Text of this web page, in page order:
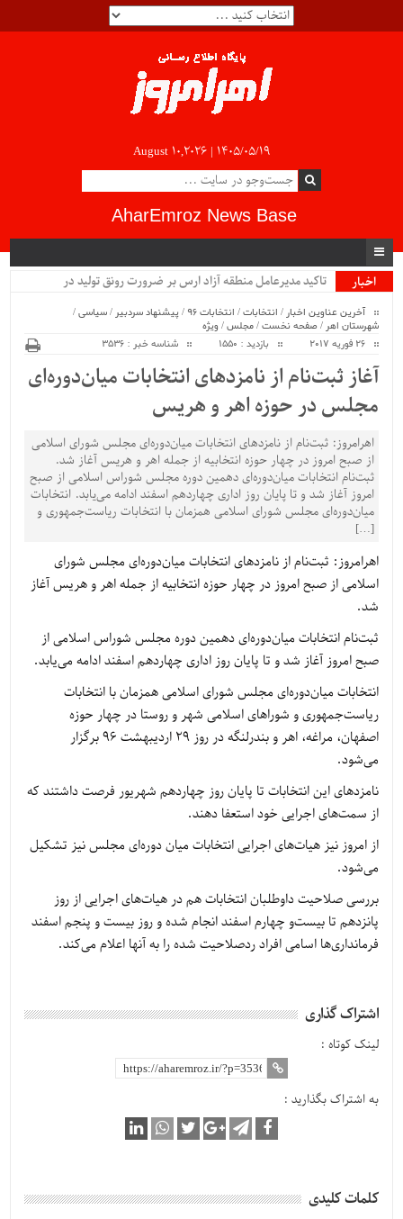
August 10,2026 | ۱۴۰۵/۰۵/۱۹
AharEmroz News Base
اخبار
تاکید مدیرعامل منطقه آزاد ارس بر ضرورت رونق تولید در
آخرین عناوین اخبار / انتخابات/ انتخابات 96 /پیشنهاد سردبیر /سیاسی/
شهرستان اهر /صفحه نخست/مجلس/ ویژه
26 فوریه 2017
بازدید : 1550 شناسه خبر : 3536
آغاز ثبت‌نام از نامزدهای انتخابات میان‌دوره‌ای
مجلس در حوزه اهر و هریس
اهرامروز: ثبت‌نام از نامزدهای انتخابات میان‌دوره‌ای مجلس شورای اسلامی
از صبح امروز در چهار حوزه انتخابیه از جمله اهر و هریس آغاز شد.
ثبت‌نام انتخابات میان‌دوره‌ای دهمین دوره مجلس شوراس اسلامی از صبح
امروز آغاز شد و تا پایان روز اداری چهاردهم اسفند ادامه می‌یابد. انتخابات
میان‌دوره‌ای مجلس شورای اسلامی همزمان با انتخابات ریاست‌جمهوری و
[…]
اهرامروز: ثبت‌نام از نامزدهای انتخابات میان‌دوره‌ای مجلس شورای
اسلامی از صبح امروز در چهار حوزه انتخابیه از جمله اهر و هریس آغاز
شد.
ثبت‌نام انتخابات میان‌دوره‌ای دهمین دوره مجلس شوراس اسلامی از
صبح امروز آغاز شد و تا پایان روز اداری چهاردهم اسفند ادامه می‌یابد.
انتخابات میان‌دوره‌ای مجلس شورای اسلامی همزمان با انتخابات
ریاست‌جمهوری و شوراهای اسلامی شهر و روستا در چهار حوزه
اصفهان، مراغه، اهر و بندرلنگه در روز 29 اردیبهشت 96 برگزار
می‌شود.
نامزدهای این انتخابات تا پایان روز چهاردهم شهریور فرصت داشتند که
از سمت‌های اجرایی خود استعفا دهند.
از امروز نیز هیات‌های اجرایی انتخابات میان دوره‌ای مجلس نیز تشکیل
می‌شود.
بررسی صلاحیت داوطلبان انتخابات هم در هیات‌های اجرایی از روز
پانزدهم تا بیست‌و چهارم اسفند انجام شده و روز بیست و پنجم اسفند
فرمانداری‌ها اسامی افراد ردصلاحیت شده را به آنها اعلام می‌کند.
اشتراک گذاری
لینک کوتاه :
به اشتراک بگذارید :
کلمات کلیدی